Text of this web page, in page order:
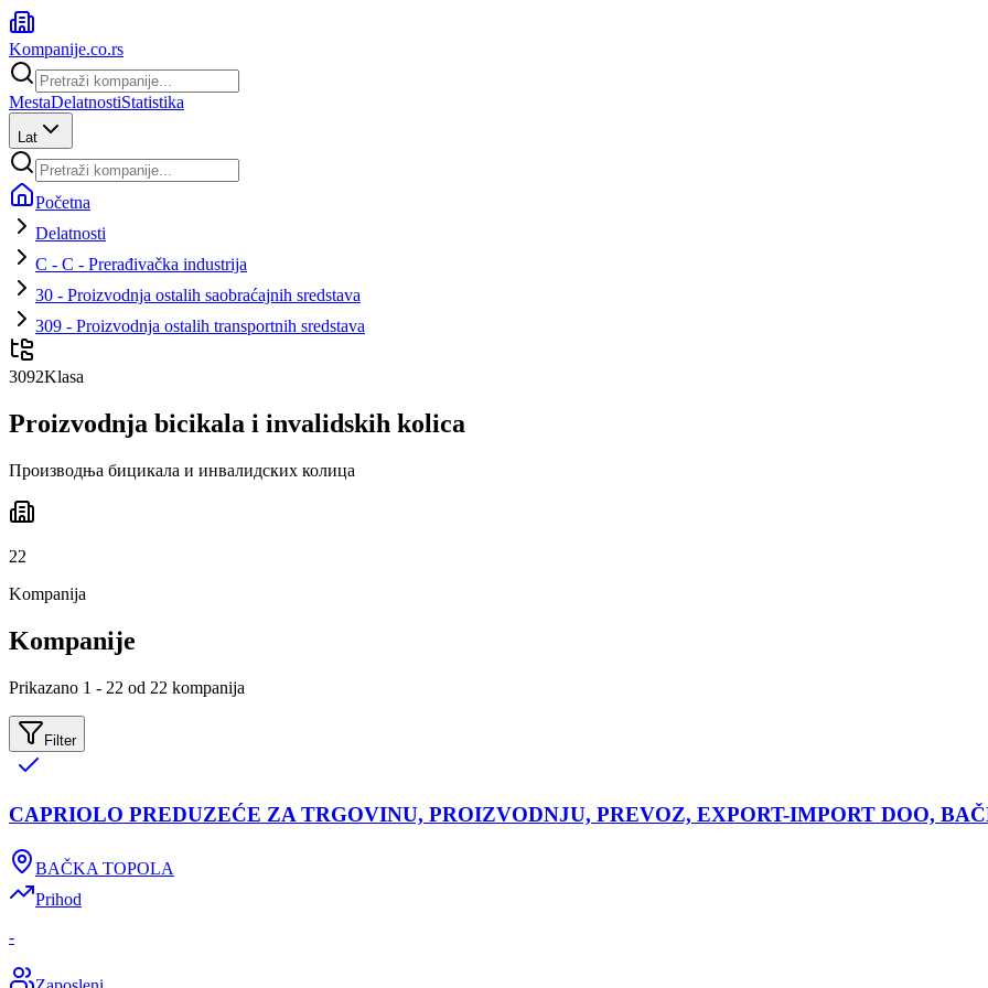
Kompanije.co.rs
MestaDelatnostiStatistika
Lat
Početna
Delatnosti
C - C - Prerađivačka industrija
30 - Proizvodnja ostalih saobraćajnih sredstava
309 - Proizvodnja ostalih transportnih sredstava
3092Klasa
Proizvodnja bicikala i invalidskih kolica
Производња бицикала и инвалидских колица
22
Kompanija
Kompanije
Prikazano 1 - 22 od 22 kompanija
Filter
CAPRIOLO PREDUZEĆE ZA TRGOVINU, PROIZVODNJU, PREVOZ, EXPORT-IMPORT DOO,
BAČKA TOPOLA
Prihod
-